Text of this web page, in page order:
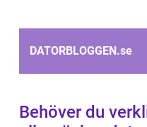
DATORBLOGGEN.se
Behöver du